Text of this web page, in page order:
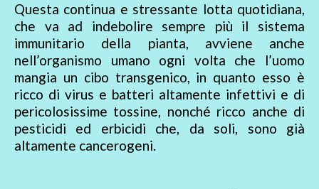
Questa continua e stressante lotta quotidiana,
che va ad indebolire sempre più il sistema
immunitario della pianta, avviene anche
nell’organismo umano ogni volta che l’uomo
mangia un cibo transgenico, in quanto esso è
ricco di virus e batteri altamente infettivi e di
pericolosissime tossine, nonché ricco anche di
pesticidi ed erbicidi che, da soli, sono già
altamente cancerogeni.